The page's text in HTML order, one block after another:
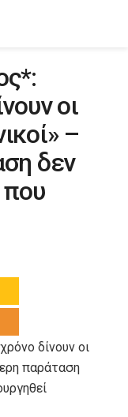
οι
–
δεν
που
δίνουν οι
παράταση